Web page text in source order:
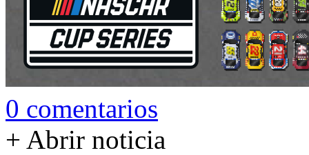
0 comentarios
+ Abrir noticia